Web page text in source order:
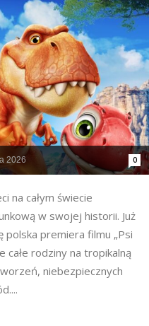
2026 0
na całym świecie
w swojej historii. Już
premiera filmu „Psi
całe rodziny na tropikalną
niebezpiecznych